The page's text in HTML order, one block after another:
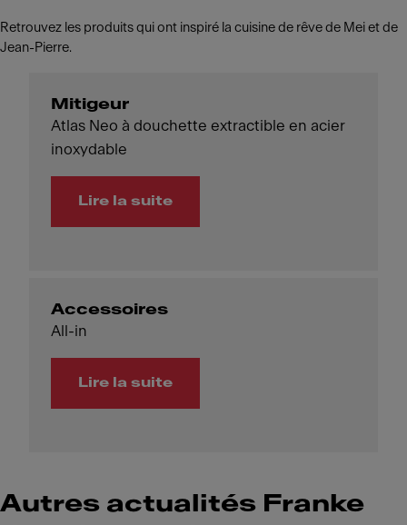
Retrouvez les produits qui ont inspiré la cuisine de rêve de Mei et de
Jean-Pierre.
Mitigeur
Atlas Neo à douchette extractible en acier
inoxydable
Lire la suite
Accessoires
All-in
Lire la suite
Autres actualités Franke